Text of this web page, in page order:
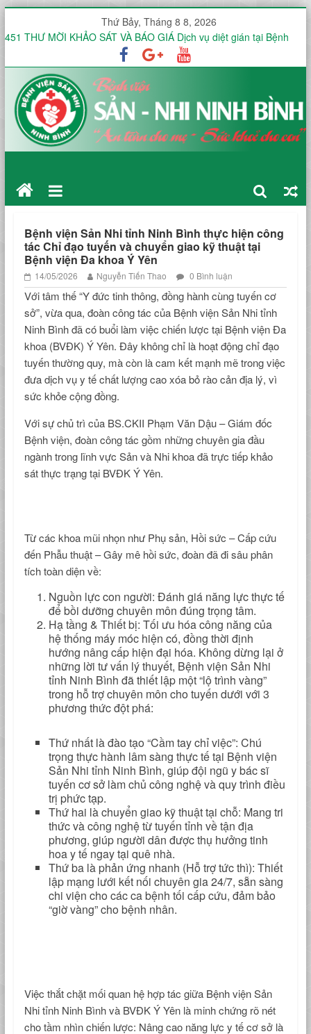
Thứ Bảy, Tháng 8 8, 2026
451 THƯ MỜI KHẢO SÁT VÀ BÁO GIÁ Dịch vụ diệt gián tại Bệnh
viện Sản -Nhi tỉnh Ninh Bình trong 12 tháng
Thư mời báo giá V/v mua sắm, lắp đặt hệ thống mạng không dây
(WiFi) nội bộ trong toàn viện phục vụ triển khai hồ sơ bệnh án điện
tử (EMR)
Công văn V/v báo giá Thuê dịch vụ chứng thực chữ ký số
KHOA ĐIỀU TRỊ YÊU CẦU HƯỞNG ỨNG TUẦN LỄ THẾ GIỚI NUÔI
CON BẰNG SỮA MẸ NĂM 2026
Bệnh viện Sản Nhi tỉnh Ninh Bình thực hiện công
tác Chỉ đạo tuyến và chuyển giao kỹ thuật tại
Bệnh viện Đa khoa Ý Yên
14/05/2026 Nguyễn Tiến Thao 0 Bình luận
Với tâm thế “Y đức tinh thông, đồng hành cùng tuyến cơ
sở”, vừa qua, đoàn công tác của Bệnh viện Sản Nhi tỉnh
Ninh Bình đã có buổi làm việc chiến lược tại Bệnh viện Đa
khoa (BVĐK) Ý Yên. Đây không chỉ là hoạt động chỉ đạo
tuyến thường quy, mà còn là cam kết mạnh mẽ trong việc
đưa dịch vụ y tế chất lượng cao xóa bỏ rào cản địa lý, vì
sức khỏe cộng đồng.
Với sự chủ trì của BS.CKII Phạm Văn Dậu – Giám đốc
Bệnh viện, đoàn công tác gồm những chuyên gia đầu
ngành trong lĩnh vực Sản và Nhi khoa đã trực tiếp khảo
sát thực trạng tại BVĐK Ý Yên.
Từ các khoa mũi nhọn như Phụ sản, Hồi sức – Cấp cứu
đến Phẫu thuật – Gây mê hồi sức, đoàn đã đi sâu phân
tích toàn diện về:
Nguồn lực con người: Đánh giá năng lực thực tế
để bồi dưỡng chuyên môn đúng trọng tâm.
Hạ tầng & Thiết bị: Tối ưu hóa công năng của
hệ thống máy móc hiện có, đồng thời định
hướng nâng cấp hiện đại hóa. Không dừng lại ở
những lời tư vấn lý thuyết, Bệnh viện Sản Nhi
tỉnh Ninh Bình đã thiết lập một “lộ trình vàng”
trong hỗ trợ chuyên môn cho tuyến dưới với 3
phương thức đột phá:
Thứ nhất là đào tạo “Cầm tay chỉ việc”: Chú
trọng thực hành lâm sàng thực tế tại Bệnh viện
Sản Nhi tỉnh Ninh Bình, giúp đội ngũ y bác sĩ
tuyến cơ sở làm chủ công nghệ và quy trình điều
trị phức tạp.
Thứ hai là chuyển giao kỹ thuật tại chỗ: Mang tri
thức và công nghệ từ tuyến tỉnh về tận địa
phương, giúp người dân được thụ hưởng tinh
hoa y tế ngay tại quê nhà.
Thứ ba là phản ứng nhanh (Hỗ trợ tức thì): Thiết
lập mạng lưới kết nối chuyên gia 24/7, sẵn sàng
chi viện cho các ca bệnh tối cấp cứu, đảm bảo
“giờ vàng” cho bệnh nhân.
Việc thắt chặt mối quan hệ hợp tác giữa Bệnh viện Sản
Nhi tỉnh Ninh Bình và BVĐK Ý Yên là minh chứng rõ nét
cho tầm nhìn chiến lược: Nâng cao năng lực y tế cơ sở là